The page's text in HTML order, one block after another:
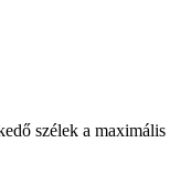
szélek a maximális